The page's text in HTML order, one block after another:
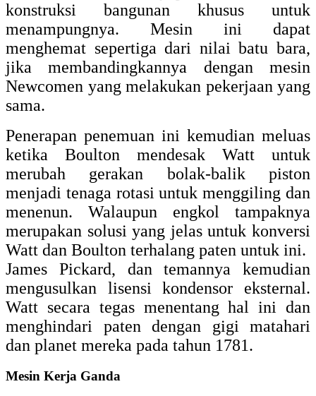
konstruksi bangunan khusus untuk
menampungnya. Mesin ini dapat
menghemat sepertiga dari nilai batu bara,
jika membandingkannya dengan mesin
Newcomen yang melakukan pekerjaan yang
sama.
Penerapan penemuan ini kemudian meluas
ketika Boulton mendesak Watt untuk
merubah gerakan bolak-balik piston
menjadi tenaga rotasi untuk menggiling dan
menenun. Walaupun engkol tampaknya
merupakan solusi yang jelas untuk konversi
Watt dan Boulton terhalang paten untuk ini.
James Pickard, dan temannya kemudian
mengusulkan lisensi kondensor eksternal.
Watt secara tegas menentang hal ini dan
menghindari paten dengan gigi matahari
dan planet mereka pada tahun 1781.
Mesin Kerja Ganda